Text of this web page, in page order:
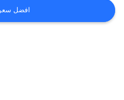
خريطة
افضل سعر